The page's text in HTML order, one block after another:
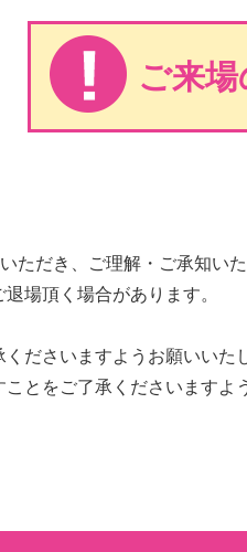
ご来
だき、ご理解・ご承知い
場頂く場合があります。
ださいますようお願いいた
とをご了承くださいますよ